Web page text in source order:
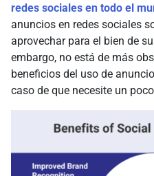
redes sociales en todo el
anuncios en redes sociales
aprovechar para el bien de
embargo, no está de más
beneficios del uso de
caso de que necesite un